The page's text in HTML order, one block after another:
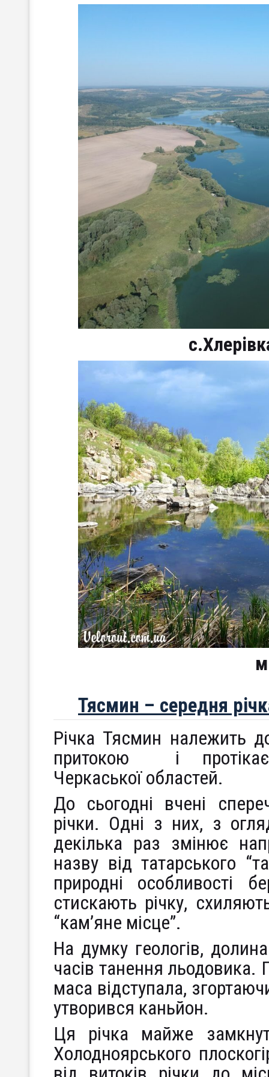
Тясмин – середня
Річка Тясмин належить
притокою і протікає
Черкаської областей.
До сьогодні вчені
річки. Одні з них, з
декілька раз змінює
назву від татарського
природні особливості
стискають річку,
“кам’яне місце”.
На думку геологів,
часів танення льодовика.
маса відступала,
утворився каньйон.
Ця річка майже
Холодноярського